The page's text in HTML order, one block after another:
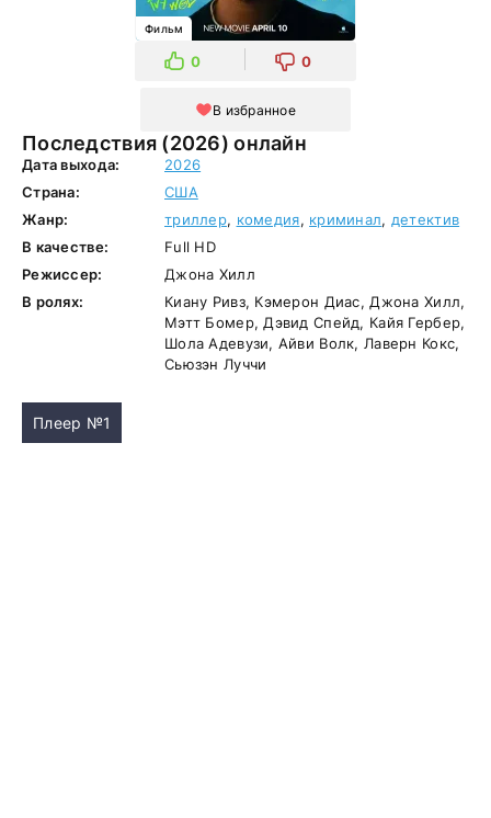
Последствия (2026) онлайн
Фильм
0 0
В избранное
Дата выхода:
2026
Страна:
США
Жанр:
триллер, комедия, криминал, детектив
В качестве:
Full HD
Режиссер:
Джона Хилл
В ролях:
Киану Ривз, Кэмерон Диас, Джона Хилл,
Мэтт Бомер, Дэвид Спейд, Кайя Гербер,
Шола Адевузи, Айви Волк, Лаверн Кокс,
Сьюзэн Луччи
Плеер №1